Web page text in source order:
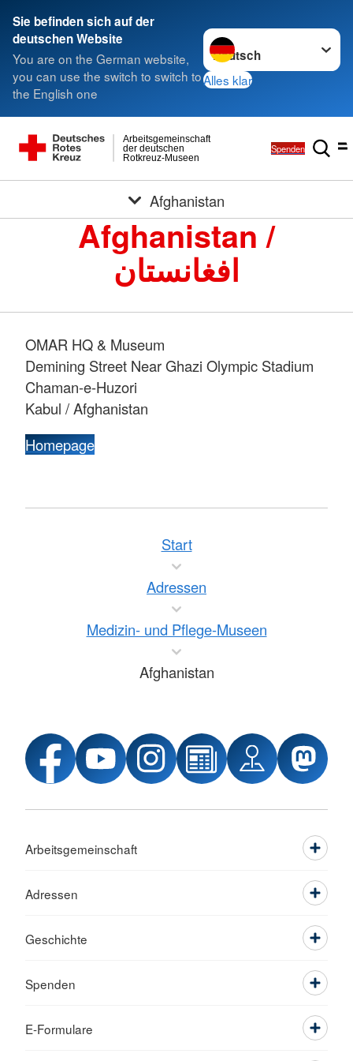
Sie befinden sich auf der
deutschen Website
You are on the German website,
you can use the switch to switch to
the English one
Sprache wechseln zu
Alles klar
Rotkreuz-Museen
der deutschen
Arbeitsgemeinschaft
Spenden
Afghanistan
Afghanistan /
افغانستان
OMAR HQ & Museum
Demining Street Near Ghazi Olympic Stadium
Chaman-e-Huzori
Kabul / Afghanistan
Homepage
Start
Adressen
Medizin- und Pflege-Museen
Afghanistan
Arbeitsgemeinschaft
Adressen
Geschichte
Spenden
E-Formulare